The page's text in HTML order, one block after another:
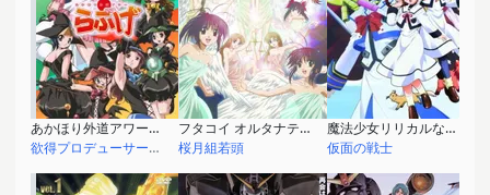
あかほり外道アワーらぶげ
欲得プロデューサー(5話)、平凡プロデューサー(6話)、色欲プロデューサー(7話)、SATZのドン(10話)、原作者(?)(13話)
フタコイ オルタナティブ
桜月組若頭
魔法少女リリカルなのはA's
仮面の戦士